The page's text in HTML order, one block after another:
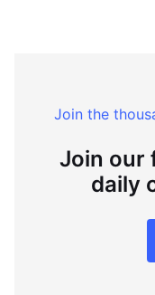
Join the
Join our
daily